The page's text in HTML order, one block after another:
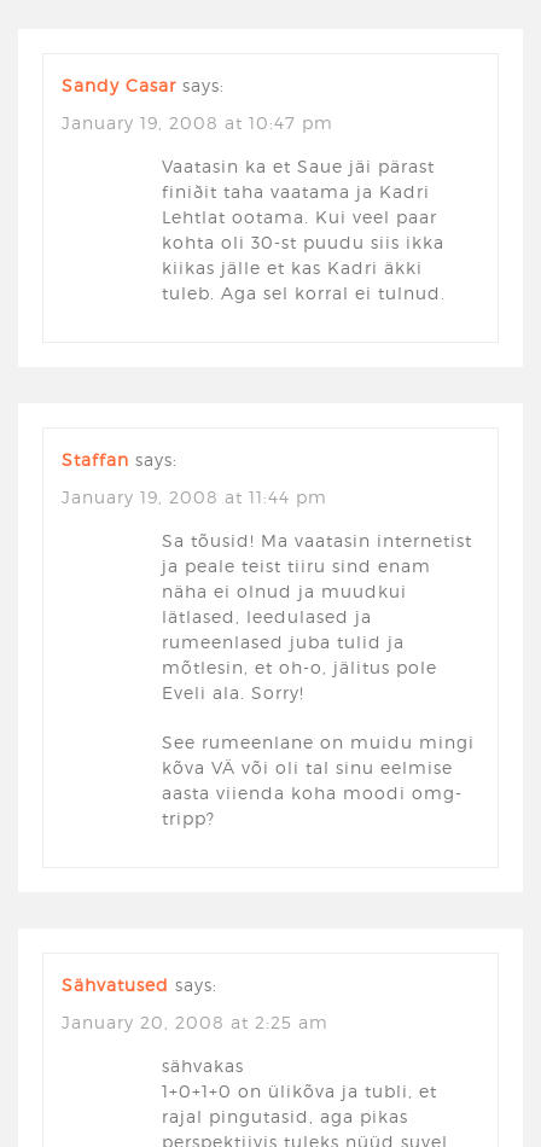
Sandy Casar says:
January 19, 2008 at 10:47 pm
Vaatasin ka et Saue jäi pärast
finiðit taha vaatama ja Kadri
Lehtlat ootama. Kui veel paar
kohta oli 30-st puudu siis ikka
kiikas jälle et kas Kadri äkki
tuleb. Aga sel korral ei tulnud.
Staffan says:
January 19, 2008 at 11:44 pm
Sa tõusid! Ma vaatasin internetist
ja peale teist tiiru sind enam
näha ei olnud ja muudkui
lätlased, leedulased ja
rumeenlased juba tulid ja
mõtlesin, et oh-o, jälitus pole
Eveli ala. Sorry!
See rumeenlane on muidu mingi
kõva VÄ või oli tal sinu eelmise
aasta viienda koha moodi omg-
tripp?
Sähvatused says:
January 20, 2008 at 2:25 am
sähvakas
1+0+1+0 on ülikõva ja tubli, et
rajal pingutasid, aga pikas
perspektiivis tuleks nüüd suvel